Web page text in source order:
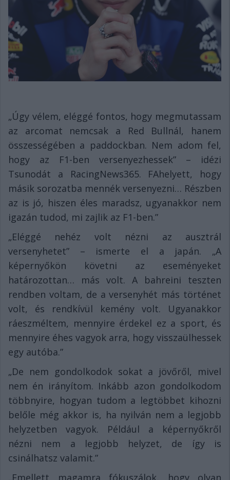
„Úgy vélem, eléggé fontos, hogy megmutassam
az arcomat nemcsak a Red Bullnál, hanem
összességében a paddockban. Nem adom fel,
hogy az F1-ben versenyezhessek” – idézi
Tsunodát a RacingNews365. FAhelyett, hogy
másik sorozatba mennék versenyezni… Részben
az is jó, hiszen éles maradsz, ugyanakkor nem
igazán tudod, mi zajlik az F1-ben.”
„Eléggé nehéz volt nézni az ausztrál
versenyhetet” – ismerte el a japán. „A
képernyőkön követni az eseményeket
határozottan… más volt. A bahreini teszten
rendben voltam, de a versenyhét más történet
volt, és rendkívül kemény volt. Ugyanakkor
ráeszméltem, mennyire érdekel ez a sport, és
mennyire éhes vagyok arra, hogy visszaülhessek
egy autóba.”
„De nem gondolkodok sokat a jövőről, mivel
nem én irányítom. Inkább azon gondolkodom
többnyire, hogyan tudom a legtöbbet kihozni
belőle még akkor is, ha nyilván nem a legjobb
helyzetben vagyok. Például a képernyőkről
nézni nem a legjobb helyzet, de így is
csinálhatsz valamit.”